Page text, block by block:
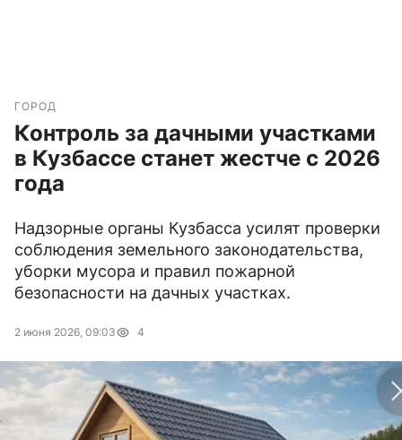
ГОРОД
Контроль за дачными участками
в Кузбассе станет жестче с 2026
года
Надзорные органы Кузбасса усилят проверки
соблюдения земельного законодательства,
уборки мусора и правил пожарной
безопасности на дачных участках.
2 июня 2026, 09:03 4